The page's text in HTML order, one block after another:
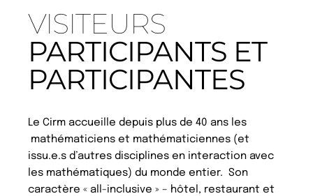
VISITEURS
PARTICIPANTS ET
PARTICIPANTES
Le Cirm accueille depuis plus de 40 ans les
mathématiciens et mathématiciennes (et
issu.e.s d’autres disciplines en interaction avec
les mathématiques) du monde entier. Son
caractère « all-inclusive » – hôtel, restaurant et